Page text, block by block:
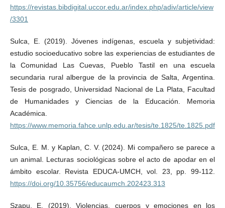
https://revistas.bibdigital.uccor.edu.ar/index.php/adiv/article/view
/3301
Sulca, E. (2019). Jóvenes indígenas, escuela y subjetividad:
estudio socioeducativo sobre las experiencias de estudiantes de
la Comunidad Las Cuevas, Pueblo Tastil en una escuela
secundaria rural albergue de la provincia de Salta, Argentina.
Tesis de posgrado, Universidad Nacional de La Plata, Facultad
de Humanidades y Ciencias de la Educación. Memoria
Académica.
https://www.memoria.fahce.unlp.edu.ar/tesis/te.1825/te.1825.pdf
Sulca, E. M. y Kaplan, C. V. (2024). Mi compañero se parece a
un animal. Lecturas sociológicas sobre el acto de apodar en el
ámbito escolar. Revista EDUCA-UMCH, vol. 23, pp. 99-112.
https://doi.org/10.35756/educaumch.202423.313
Szapu, E. (2019). Violencias, cuerpos y emociones en los